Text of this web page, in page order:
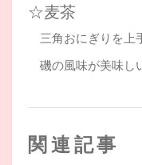
☆麦茶
三角おにぎりを上
磯の風味が美味し
関連記事